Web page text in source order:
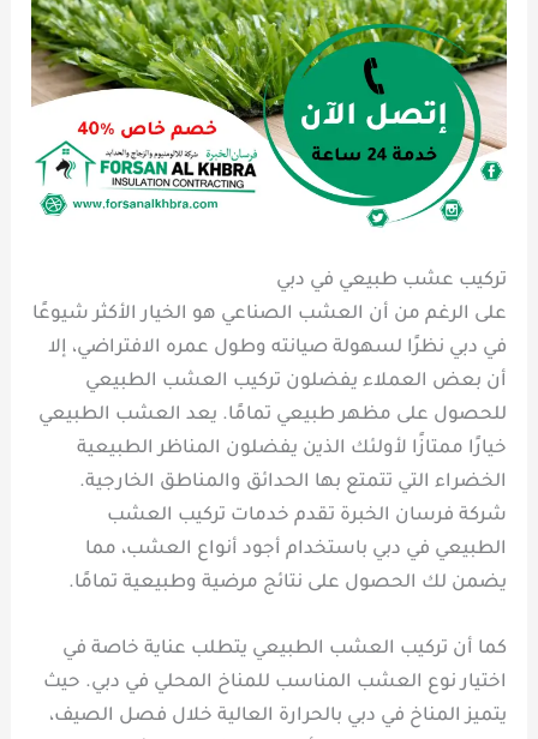
تركيب عشب طبيعي في دبي
على الرغم من أن العشب الصناعي هو الخيار الأكثر شيوعًا
في دبي نظرًا لسهولة صيانته وطول عمره الافتراضي، إلا
أن بعض العملاء يفضلون تركيب العشب الطبيعي
للحصول على مظهر طبيعي تمامًا. يعد العشب الطبيعي
خيارًا ممتازًا لأولئك الذين يفضلون المناظر الطبيعية
الخضراء التي تتمتع بها الحدائق والمناطق الخارجية.
شركة فرسان الخبرة تقدم خدمات تركيب العشب
الطبيعي في دبي باستخدام أجود أنواع العشب، مما
يضمن لك الحصول على نتائج مرضية وطبيعية تمامًا.
كما أن تركيب العشب الطبيعي يتطلب عناية خاصة في
اختيار نوع العشب المناسب للمناخ المحلي في دبي. حيث
يتميز المناخ في دبي بالحرارة العالية خلال فصل الصيف،